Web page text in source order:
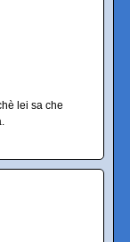
lei sa che